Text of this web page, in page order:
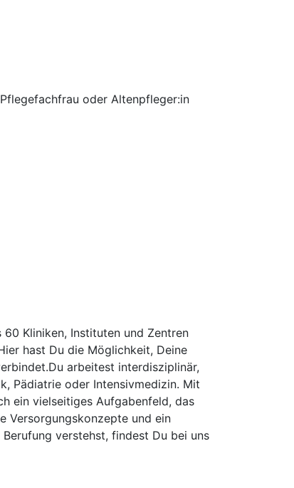
oder Altenpfleger:in
Kliniken, Instituten und Zentren
hast Du die Möglichkeit, Deine
arbeitest interdisziplinär,
Pädiatrie oder Intensivmedizin. Mit
ein vielseitiges Aufgabenfeld, das
Versorgungskonzepte und ein
verstehst, findest Du bei uns